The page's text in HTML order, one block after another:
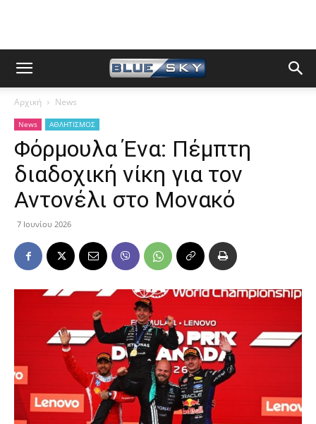
Αρχική News
News ΑΘΛΗΤΙΣΜΟΣ
Φόρμουλα Ένα: Πέμπτη
διαδοχική νίκη για τον
Αντονέλι στο Μονακό
7 Ιουνίου 2026